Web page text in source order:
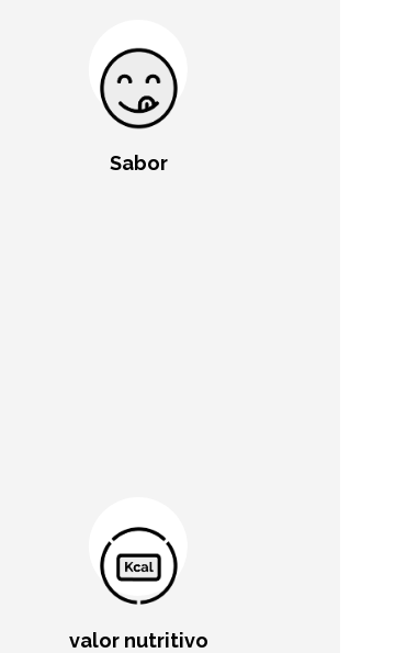
Sabor
valor nutritivo